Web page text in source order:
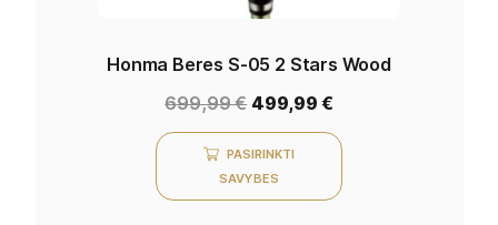
Honma Beres S-05 2 Stars Wood
699,99€ 499,99 €
PASIRINKTI
SAVYBES